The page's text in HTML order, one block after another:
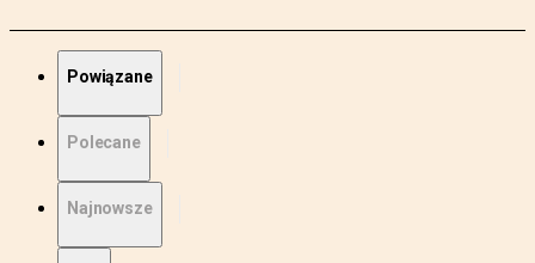
Powiązane
Polecane
Najnowsze